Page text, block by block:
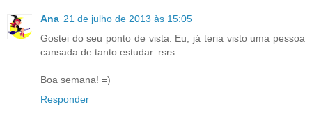
Ana 21 de julho de 2013 às 15:05
Gostei do seu ponto de vista. Eu, já teria visto uma pessoa
cansada de tanto estudar. rsrs
Boa semana! =)
Responder